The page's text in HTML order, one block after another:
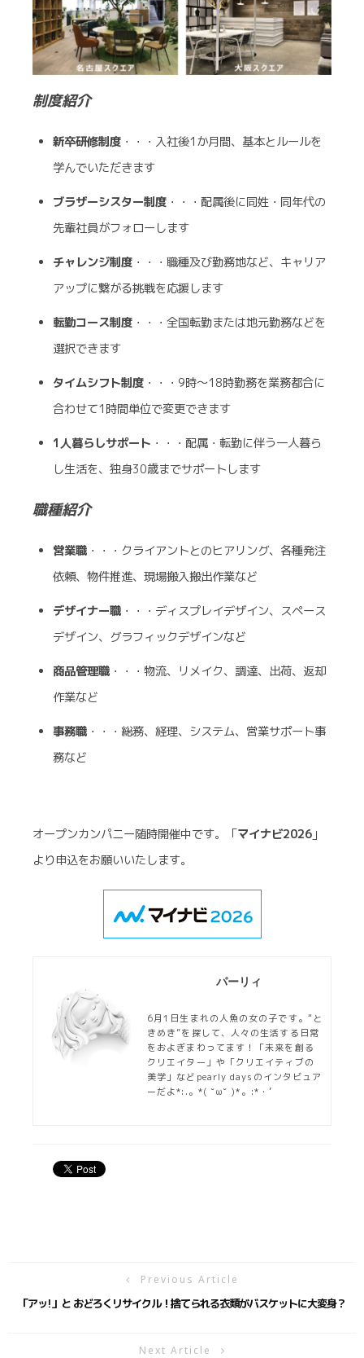
制度紹介
新卒研修制度 ・・・入社後1か月間、基本とルールを
学んでいただきます
ブラザーシスター制度 ・・・配属後に同姓・同年代の
先輩社員がフォローします
チャレンジ制度 ・・・職種及び勤務地など、キャリア
アップに繋がる挑戦を応援します
転勤コース制度 ・・・全国転勤または地元勤務などを
選択できます
タイムシフト制度 ・・・9時～18時勤務を業務都合に
合わせて1時間単位で変更できます
1人暮らしサポート ・・・配属・転勤に伴う一人暮ら
し生活を、独身30歳までサポートします
職種紹介
営業職 ・・・クライアントとのヒアリング、各種発注
依頼、物件推進、現場搬入搬出作業など
デザイナー職 ・・・ディスプレイデザイン、スペース
デザイン、グラフィックデザインなど
商品管理職 ・・・物流、リメイク、調達、出荷、返却
作業など
事務職 ・・・総務、経理、システム、営業サポート事
務など
オープンカンパニー随時開催中です。「マイナビ2026 」
より申込をお願いいたします。
パーリィ
6月1日生まれの人魚の女の子です。“と
きめき”を探して、人々の生活する日常
をおよぎまわってます！「未来を創る
クリエイター」や「クリエイティブの
美学」などpearly daysのインタビュア
ーだよ*:.。*( ˘ω˘ )*。:*・’
Previous Article
「アッ!」と おどろくリサイクル！捨てられる衣類がバスケットに大変身？
Next Article